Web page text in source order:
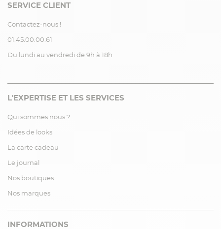
SERVICE CLIENT
Contactez-nous !
01.45.00.00.61
Du lundi au vendredi de 9h à 18h
L'EXPERTISE ET LES SERVICES
Qui sommes nous ?
Idées de looks
La carte cadeau
Le journal
Nos boutiques
Nos marques
INFORMATIONS